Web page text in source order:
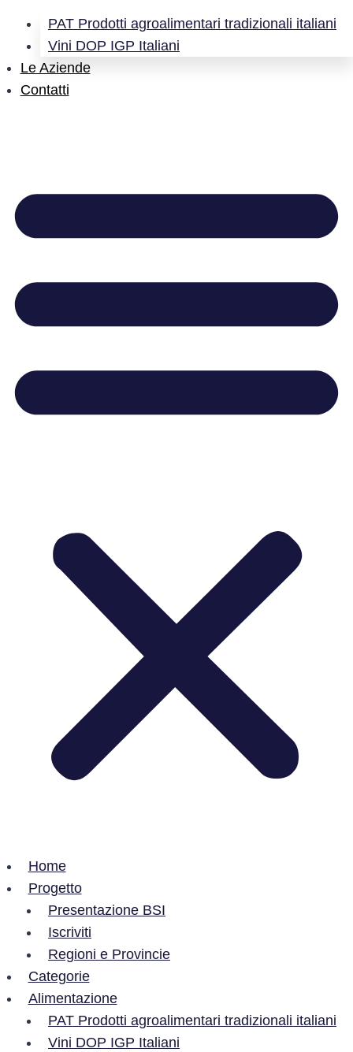
PAT Prodotti agroalimentari tradizionali italiani
Vini DOP IGP Italiani
Le Aziende
Contatti
Home
Progetto
Presentazione BSI
Iscriviti
Regioni e Provincie
Categorie
Alimentazione
PAT Prodotti agroalimentari tradizionali italiani
Vini DOP IGP Italiani